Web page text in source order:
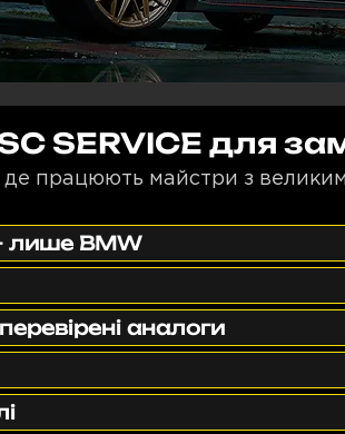
SERVICE для
де працюють майстри з
лише BMW
аналоги